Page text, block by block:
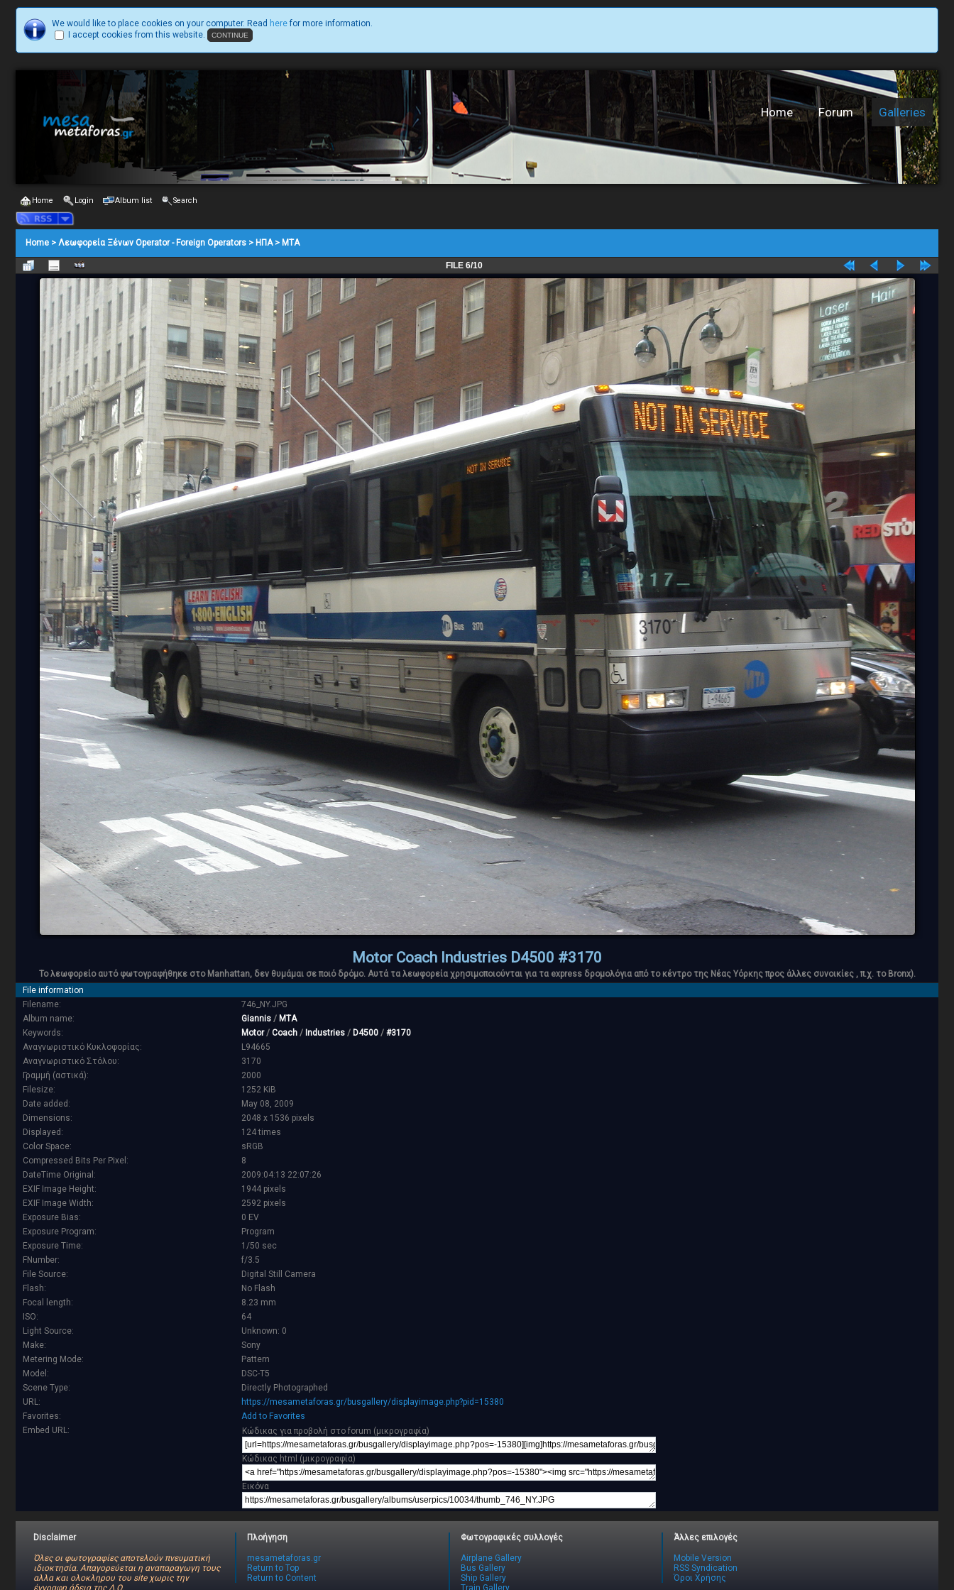
We would like to place cookies on your computer. Read here for more information.
I accept cookies from this website.
Home Forum Galleries
Home Login Album list Search
Home > Λεωφορεία Ξένων Operator - Foreign Operators > ΗΠΑ> MTA
FILE 6/10
Motor Coach Industries D4500 #3170
Το λεωφορείο αυτό φωτογραφήθηκε στο Manhattan, δεν θυμάμαι σε ποιό δρόμο. Αυτά τα λεωφορεία χρησιμοποιούνται για τα express δρομολόγια από το κέντρο της Νέας Υόρκης προς άλλες συνοικίες , π.χ. το Bronx).
File information
Filename:
746_NY.JPG
Album name:
Giannis / MTA
Keywords:
Motor/ Coach / Industries / D4500 / #3170
Αναγνωριστικό Κυκλοφορίας:
L94665
Αναγνωριστικό Στόλου:
3170
Γραμμή (αστικά):
2000
Filesize:
1252 KiB
Date added:
May 08, 2009
Dimensions:
2048 x 1536 pixels
Displayed:
124 times
Color Space:
sRGB
Compressed Bits Per Pixel:
8
DateTime Original:
2009:04:13 22:07:26
EXIF Image Height:
1944 pixels
EXIF Image Width:
2592 pixels
Exposure Bias:
0 EV
Exposure Program:
Program
Exposure Time:
1/50 sec
FNumber:
f/3.5
File Source:
Digital Still Camera
Flash:
No Flash
Focal length:
8.23 mm
ISO:
64
Light Source:
Unknown: 0
Make:
Sony
Metering Mode:
Pattern
Model:
DSC-T5
Scene Type:
Directly Photographed
URL:
https://mesametaforas.gr/busgallery/displayimage.php?pid=15380
Favorites:
Add to Favorites
Embed URL:
Κώδικας για προβολή στο forum (μικρογραφία)
Κώδικας html (μικρογραφία)
Εικόνα
Disclaimer
Όλες οι φωτογραφίες αποτελούν πνευματική
ιδιοκτησία. Απαγορεύεται η αναπαραγωγη τους
αλλα και ολοκληρου του site χωρις την
Πλοήγηση
mesametaforas.gr
Return to Top
Return to Content
Φωτογραφικές συλλογές
Airplane Gallery
Bus Gallery
Ship Gallery
Άλλες επιλογές
Mobile Version
RSS Syndication
Όροι Χρήσης